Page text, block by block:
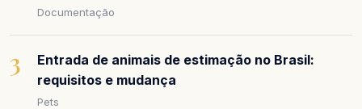
Documentação
3
Entrada de animais de estimação no Brasil:
requisitos e mudança
Pets